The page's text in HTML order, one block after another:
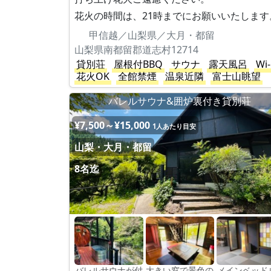
花火の時間は、21時までにお願いいたしま
甲信越／山梨県／大月・都留
山梨県南都留郡道志村12714
貸別荘
屋根付BBQ サウナ 露天風呂
花火OK
全館禁煙 温泉近隣
富士山眺望
バレルサウナ&囲炉裏付き貸別荘
¥7,500～¥15,000 1人あたり目安
山梨・大月・都留
8名迄